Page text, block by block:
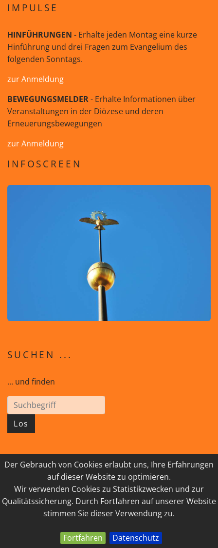
Der Gebrauch von Cookies erlaubt uns, Ihre Erfahrungen
auf dieser Website zu optimieren.
Wir verwenden Cookies zu Statistikzwecken und zur
Qualitätssicherung. Durch Fortfahren auf unserer Website
stimmen Sie dieser Verwendung zu.
Fortfahren Datenschutz
IMPULSE
HINFÜHRUNGEN - Erhalte jeden Montag eine kurze
Hinführung und drei Fragen zum Evangelium des
folgenden Sonntags.
zur Anmeldung
BEWEGUNGSMELDER- Erhalte Informationen über
Veranstaltungen in der Diözese und deren
Erneuerungsbewegungen
zur Anmeldung
INFOSCREEN
SUCHEN ...
... und finden
Los
© 2026 GEISTreich - Diözese Innsbruck
IMPRESSUM
LINKSAMMLUNG
DATENSCHUTZ
KONTAKT
powered by webEdition CMS